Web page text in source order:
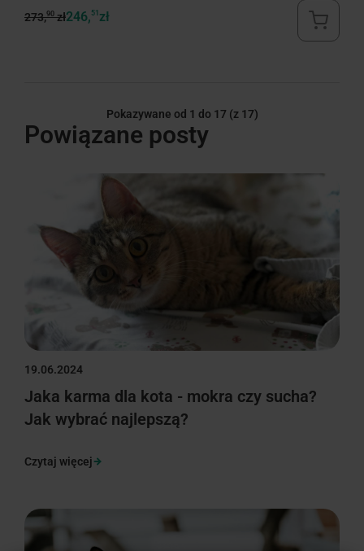
273,90zł246, 51 zł
Pokazywane od 1 do 17 (z 17)
Powiązane posty
19.06.2024
Jaka karma dla kota - mokra czy sucha?
Jak wybrać najlepszą?
Czytaj więcej